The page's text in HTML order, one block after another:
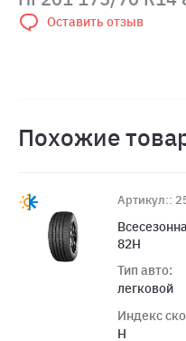
Оставить отзыв
Похожие
Артикул::
82H
Тип авто:
легковой
Индекс
H